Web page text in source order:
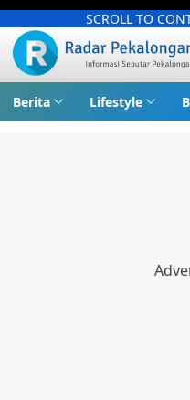
SCROLL TO
Berita Lifestyle